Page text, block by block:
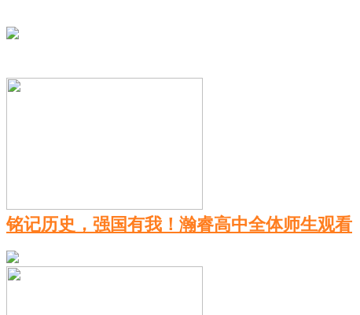
铭记历史，强国有我！瀚睿高中全体师生观看